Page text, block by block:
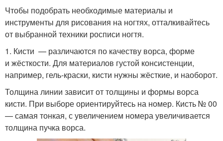
Чтобы подобрать необходимые материалы и
инструменты для рисования на ногтях, отталкивайтесь
от выбранной техники росписи ногтя.
1. Кисти — различаются по качеству ворса, форме
и жёсткости. Для материалов густой консистенции,
например, гель-краски, кисти нужны жёсткие, и наоборот.
Толщина линии зависит от толщины и формы ворса
кисти. При выборе ориентируйтесь на номер. Кисть № 00
— самая тонкая, с увеличением номера увеличивается
толщина пучка ворса.